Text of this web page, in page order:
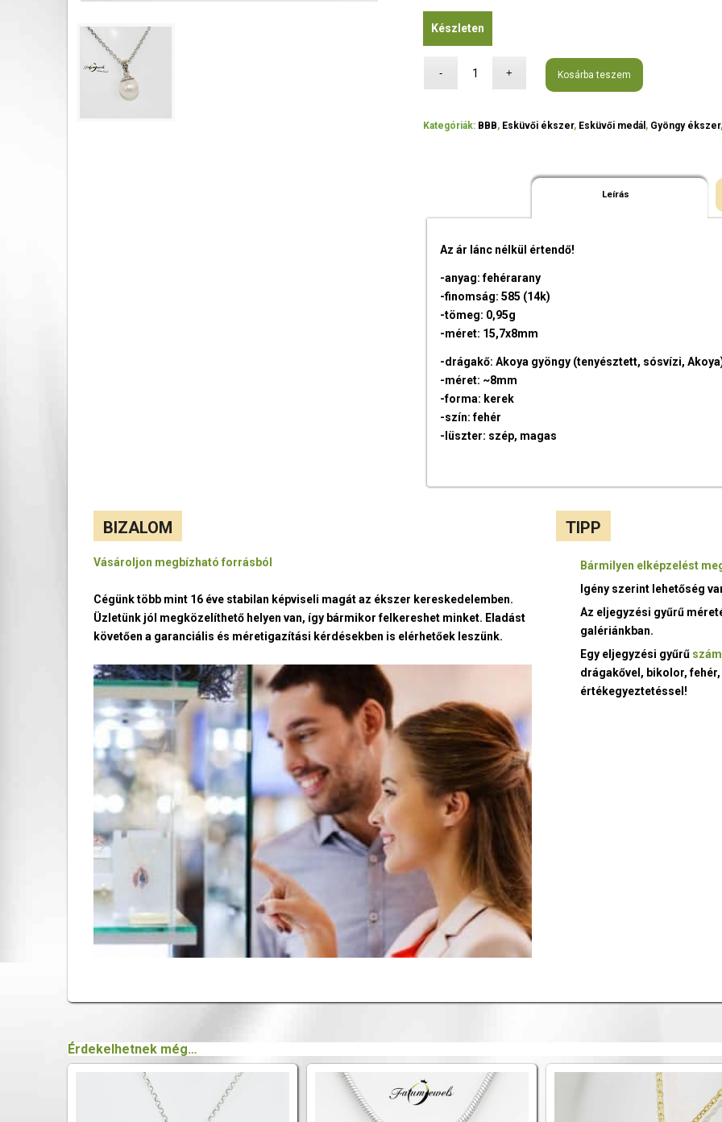
Készleten
Kosárba teszem
Kategóriák: BBB, Esküvői ékszer, Esküvői medál , Gyöngy ékszer,
Leírás
Az ár lánc nélkül értendő!
-anyag: fehérarany
-finomság: 585 (14k)
-tömeg: 0,95g
-méret: 15,7x8mm
-drágakő: Akoya gyöngy (tenyésztett, sósvízi,
-méret: ~8mm
-forma: kerek
-szín: fehér
-lüszter: szép, magas
BIZALOM
Vásároljon megbízható forrásból
Cégünk több mint 16 éve stabilan képviseli magát az ékszer kereskedelemben.
Üzletünk jól megközelíthető helyen van, így bármikor felkereshet minket. Eladást
követően a garanciális és méretigazítási kérdésekben is elérhetőek leszünk.
TIPP
Bármilyen elképzelést
Igény szerint lehetőség
Az eljegyzési gyűrű
galériánkban.
Egy eljegyzési gyűrű
drágakővel, bikolor,
értékegyeztetéssel!
Érdekelhetnek még…